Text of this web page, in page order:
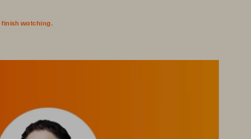
finish watching.